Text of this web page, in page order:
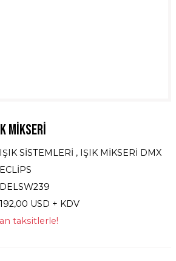
MİKSERİ
IŞIK SİSTEMLERİ , IŞIK MİKSERİ DMX
ECLİPS
DELSW239
192,00 USD + KDV
taksitlerle!